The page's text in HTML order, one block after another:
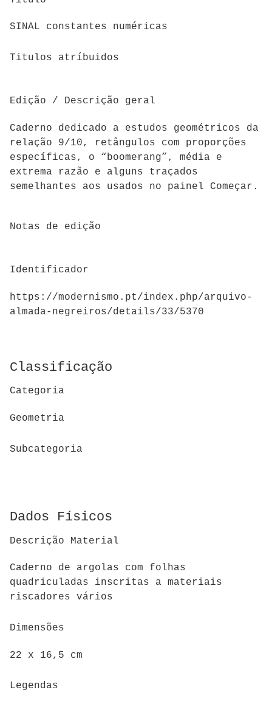
SINAL constantes numéricas
Titulos atríbuidos
Edição / Descrição geral
Caderno dedicado a estudos geométricos da
relação 9/10, retângulos com proporções
específicas, o “boomerang”, média e
extrema razão e alguns traçados
semelhantes aos usados no painel Começar.
Notas de edição
Identificador
https://modernismo.pt/index.php/arquivo-
almada-negreiros/details/33/5370
Classificação
Categoria
Geometria
Subcategoria
Dados Físicos
Descrição Material
Caderno de argolas com folhas
quadriculadas inscritas a materiais
riscadores vários
Dimensões
22 x 16,5 cm
Legendas